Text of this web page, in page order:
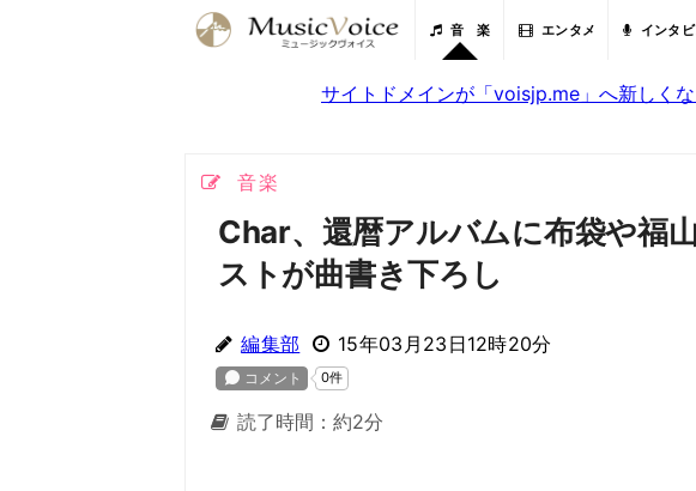
音 楽 エンタメ インタ
サイトドメインが「voisjp.me」へ新しく
音楽
Char、還暦アルバムに布袋や福
ストが曲書き下ろし
編集部 15年03月23日12時20分
読了時間：約2分